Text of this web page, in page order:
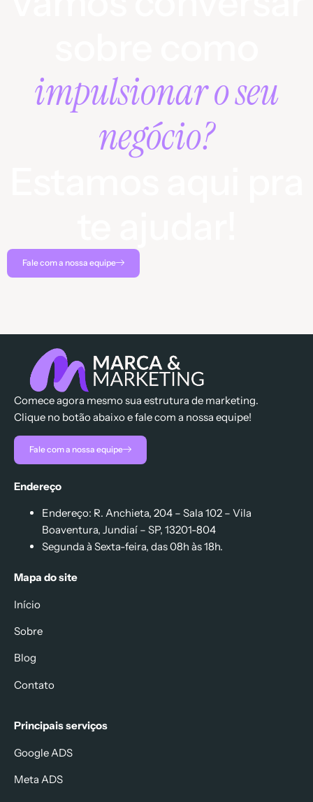
impulsionar o seu
negócio?
Fale com a nossa equipe
Comece agora mesmo sua estrutura de marketing.
Clique no botão abaixo e fale com a nossa equipe!
Fale com a nossa equipe
Endereço
Endereço: R. Anchieta, 204 – Sala 102 – Vila
Boaventura, Jundiaí – SP, 13201-804
Segunda à Sexta-feira, das 08h às 18h.
Mapa do site
Início
Sobre
Blog
Contato
Principais serviços
Google ADS
Meta ADS